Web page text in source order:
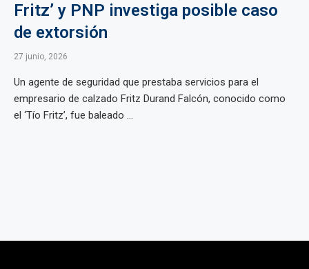
Fritz’ y PNP investiga posible caso
de extorsión
27 junio, 2026
Un agente de seguridad que prestaba servicios para el
empresario de calzado Fritz Durand Falcón, conocido como
el ‘Tío Fritz’, fue baleado ...